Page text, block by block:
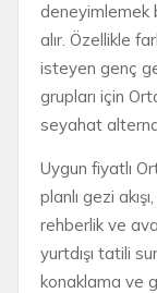
deneyimlemek
alır. Özellikle
isteyen genç
grupları için
seyahat
Uygun fiyatlı
planlı gezi
rehberlik ve
yurtdışı tatili
konaklama ve